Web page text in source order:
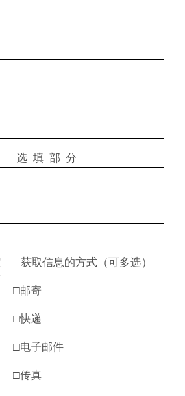
选 填 部 分
获取信息的方式（可多选）
□邮寄
□快递
□电子邮件
□传真